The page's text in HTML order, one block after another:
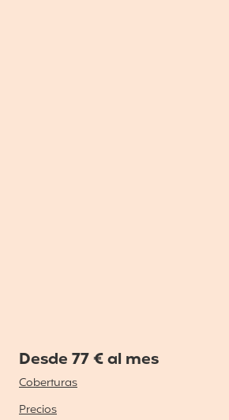
Desde 77 € al mes
Coberturas
Precios